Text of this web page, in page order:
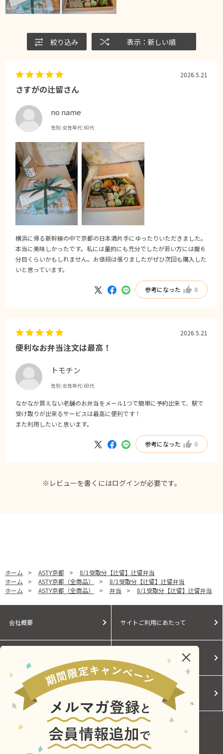
絞り込み 表示：新しい順
さすがの辻留さん
no name
性別:女性年代:60代
2026.5.21
横浜に帰る新幹線の中で京都の日本酒片手にゆったりいただきました。
本当に美味しかったです。私には量的にも充分でしたが若い方には腹６
分目くらいかもしれません。お値段は張りましたがぜひ次回も購入した
いと思っています。
参考になった 0
便利なお弁当注文は最高！
トモチン
性別:女性年代:60代
2026.5.21
なかなか買えない老舗のお弁当をメール1つで簡単に予約出来て、駅で
受け取りが出来るサービスは最高に便利です！
また利用したいと思います。
参考になった 0
※レビューを書くにはログインが必要です。
ホーム > ASTY京都 >
8/1受取分【辻留】辻留弁当
ホーム
> ASTY京都（全商品） >
8/1受取分【辻留】辻留弁当
ホーム
> ASTY京都（全商品） > 弁当 > 8/1受取分【辻留】辻留弁当
会社概要 サイトご利用にあたって
Cookieポリシー ご利用規約
お問い合わせ